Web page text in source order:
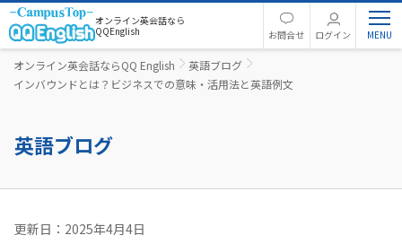
オンライン英会話なら
QQEnglish
お問合せ ログイン
オンライン英会話ならQQ English
英語ブログ
インバウンドとは？ビジネスでの意味・活用法と英語例文
英語ブログ
更新日：2025年4月4日